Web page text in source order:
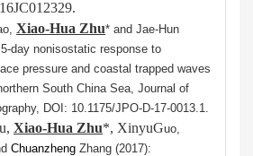
Xiao-Hua Zhu* and Jae-Hun
day nonisostatic response to
pressure and coastal trapped waves
South China Sea, Journal of
DOI: 10.1175/JPO-D-17-0013.1.
Xiao-Hua Zhu*, XinyuGuo,
Chuanzheng Zhang (2017):